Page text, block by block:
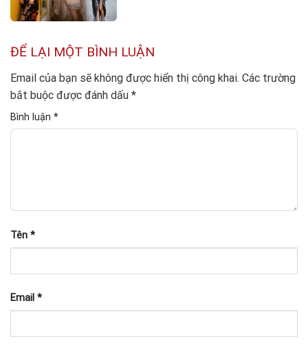
ĐỂ LẠI MỘT BÌNH LUẬN
Email của bạn sẽ không được hiển thị công khai. Các trường
bắt buộc được đánh dấu *
Bình luận *
Tên *
Email *